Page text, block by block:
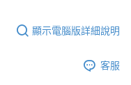
顯示電腦版詳細說明
客服